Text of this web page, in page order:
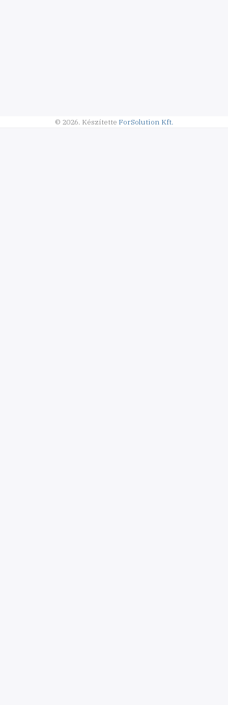
© 2026. Készítette ForSolution Kft.